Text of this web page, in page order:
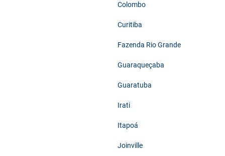
Colombo
Curitiba
Fazenda Rio Grande
Guaraqueçaba
Guaratuba
Irati
Itapoá
Joinville